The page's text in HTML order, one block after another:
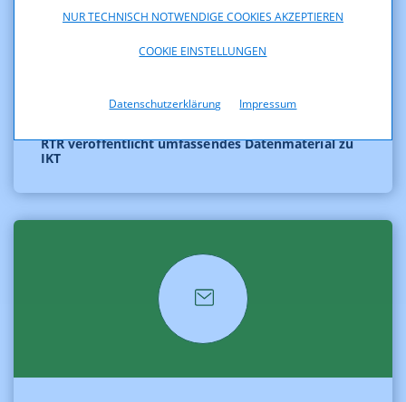
NUR TECHNISCH NOTWENDIGE COOKIES AKZEPTIEREN
COOKIE EINSTELLUNGEN
Datenschutzerklärung Impressum
RTR veröffentlicht umfassendes Datenmaterial zu
IKT